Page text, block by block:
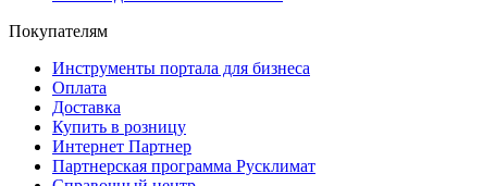
Покупателям
Инструменты портала для бизнеса
Оплата
Доставка
Купить в розницу
Интернет Партнер
Партнерская программа Русклимат